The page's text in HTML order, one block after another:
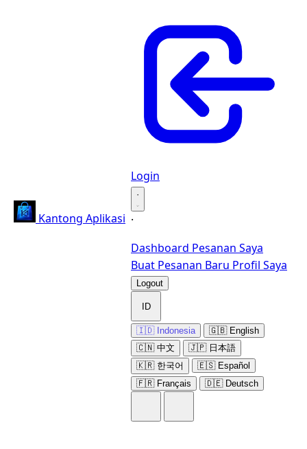
Kantong Aplikasi
Login
·
·
Dashboard Pesanan Saya
Buat Pesanan Baru Profil Saya
Logout
ID
🇮🇩 Indonesia
🇬🇧 English
🇨🇳 中文
🇯🇵 日本語
🇰🇷 한국어
🇪🇸 Español
🇫🇷 Français
🇩🇪 Deutsch